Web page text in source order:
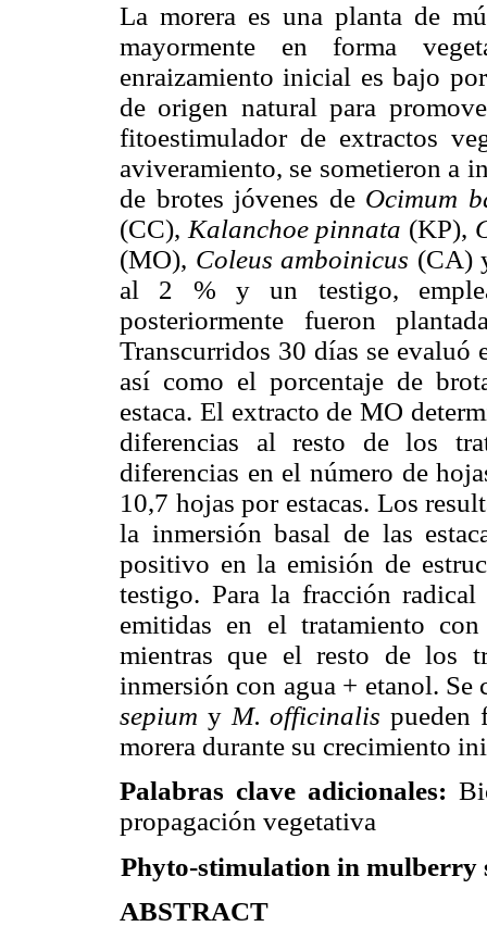
La morera es una planta de
mayormente en forma
enraizamiento inicial es bajo
de origen natural para
fitoestimulador de extractos
aviveramiento, se sometieron a
de brotes jóvenes de Ocimum
(CC), Kalanchoe pinnata (KP),
(MO), Coleus amboinicus (CA)
al 2 % y un testigo,
posteriormente fueron
Transcurridos 30 días se evaluó
así como el porcentaje de
estaca. El extracto de MO
diferencias al resto de los
diferencias en el número de
10,7 hojas por estacas. Los
la inmersión basal de las
positivo en la emisión de
testigo. Para la fracción
emitidas en el tratamiento
mientras que el resto de los
inmersión con agua + etanol.
sepium y M. officinalis pueden
morera durante su crecimiento
Palabras clave adicionales:
propagación vegetativa
Phyto-stimulation in mulberry
ABSTRACT